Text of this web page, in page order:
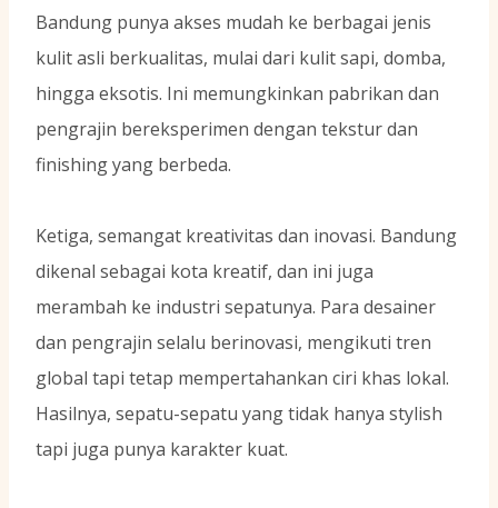
Bandung punya akses mudah ke berbagai jenis
kulit asli berkualitas, mulai dari kulit sapi, domba,
hingga eksotis. Ini memungkinkan pabrikan dan
pengrajin bereksperimen dengan tekstur dan
finishing yang berbeda.
Ketiga, semangat kreativitas dan inovasi. Bandung
dikenal sebagai kota kreatif, dan ini juga
merambah ke industri sepatunya. Para desainer
dan pengrajin selalu berinovasi, mengikuti tren
global tapi tetap mempertahankan ciri khas lokal.
Hasilnya, sepatu-sepatu yang tidak hanya stylish
tapi juga punya karakter kuat.